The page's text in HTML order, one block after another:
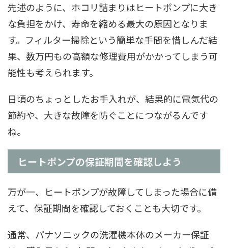
先述のように、ホコリ詰まりはヒートポンプに大き
な負担をかけ、寿命を縮める最大の原因となりま
す。フィルター掃除という簡単な手間を惜しんだ結
果、数万円もの高額な修理費用がかかってしまう可
能性も考えられます。
日頃のちょっとしたお手入れが、結果的に電気代の
節約や、大きな故障を防ぐことにつながるんです
ね。
ヒートポンプの保証期間を確認しよう
万が一、ヒートポンプが故障してしまった場合に備
えて、保証期間を確認しておくことも大切です。
通常、パナソニックの洗濯機本体のメーカー保証